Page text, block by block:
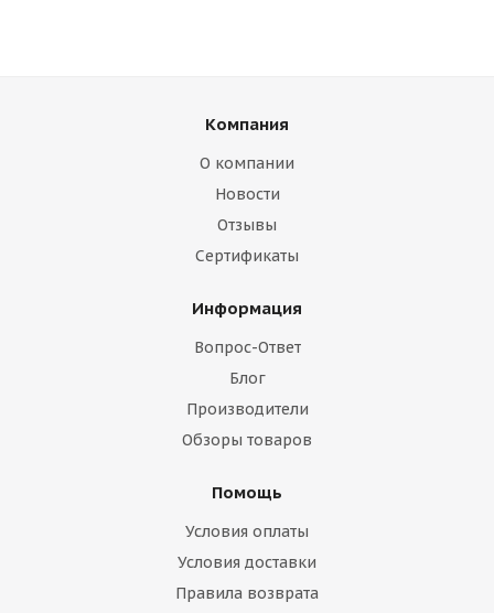
Компания
О компании
Новости
Отзывы
Сертификаты
Информация
Вопрос-Ответ
Блог
Производители
Обзоры товаров
Помощь
Условия оплаты
Условия доставки
Правила возврата